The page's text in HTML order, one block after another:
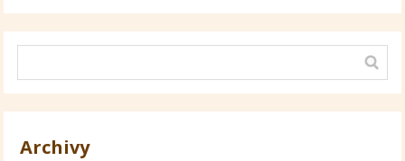
Archivy